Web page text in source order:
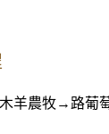
羊農牧→路葡